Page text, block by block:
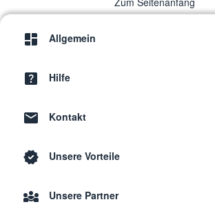
Allgemein
Hilfe
Kontakt
Unsere Vorteile
Unsere Partner